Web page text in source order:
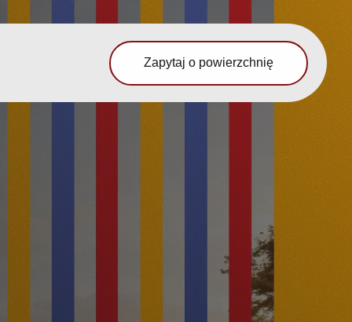
Zapytaj o powierzchnię